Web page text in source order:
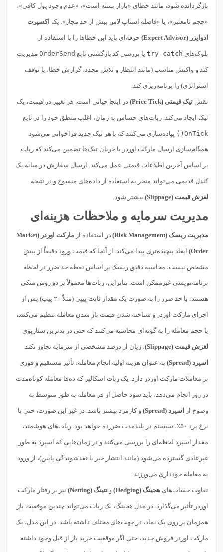
بازگردانده شود، مانند خطای «بازار بسته است»، «عدم وجود پول کافی»،
«حجم نامعتبر»، یا «فاصله استاپ لاس بیش از حد مجاز». یک اکسپرت
ادوایزر (Expert Advisor) حرفه‌ای باید این خطاها را با استفاده از
بلوک‌های try-catch یا بررسی کد بازگشتی تابع OrderSend مدیریت
کند و واکنش مناسب (مانند انتظار و تلاش مجدد، گزارش خطا، یا توقف
استراتژی) را برنامه‌ریزی کند.
نقش تیک قیمتی (Price Tick) در اینجا حیاتی است. هر تغییر در قیمت، یک
تیک ایجاد می‌کند. ربات‌های حساس به زمان، اغلب منطق خود را در تابع
OnTick() پیاده‌سازی می‌کنند که با هر تیک جدید فراخوانی می‌شود.
همگام‌سازی ارسال مارکت اوردر با جریان تیک‌ها تضمین می‌کند که ربات
بر اساس آخرین اطلاعات قیمتی عمل می‌کند. ارسال سفارش در میانه یک
کندل قدیمی می‌تواند منجر به استفاده از داده‌های منسوخ و در نتیجه
لغزش قیمت (Slippage) بیشتر شود.
مدیریت سرمایه و ملاحظات هزینه‌ای
مدیریت ریسک (Risk Management) در استفاده از مارکت اوردر (Market
Order) ابعاد پیچیده‌تری پیدا می‌کند. از آنجا که قیمت ورود دقیقاً از پیش
مشخص نیست، محاسبه دقیق ریسک بر اساس نقطه حد ضرر در لحظه
برنامه‌نویسی غیرممکن است. بنابراین، ربات‌ها معمولاً بر دو روش متکی
هستند: یا حد ضرر را به صورت یک مقدار ثابت پیپی (مثلاً ۲۰ پیپ) پس از
اجرای مارکت اوردر و شناخته شدن قیمت باز شدن معامله تنظیم می‌کنند،
یا حجم معامله را به گونه‌ای محاسبه می‌کنند که حتی در بدترین سناریوی
لغزش قیمت (Slippage) ، زیان از درصد مشخصی از سرمایه تجاوز نکند.
اسپرد (Spread) به عنوان هزینه اولیه انجام معامله، تأثیر مستقیم و فوری
بر معاملات مارکت اوردر دارد. یک ربات اسکالپر که ده‌ها معامله کوتاه‌مدت
در روز انجام می‌دهد، باید سود حاصل از هر معامله به طور متوسط به
وضوح از اسپرد (Spread) و کارمزد بیشتر باشد. در غیر این صورت، حتی با
نرخ برد ۵۰٪، سیستم در بلندمدت ضررده خواهد بود. ربات‌های هوشمند،
مقدار اسپرد لحظه‌ای را بررسی می‌کنند و در زمان‌هایی که اسپرد به طور
غیرعادی گسترده می‌شود (مانند انتشار خبر یا نقدشوندگی پایین)، از ورود
به معامله خودداری می‌ورزند.
تفاوت حساب‌های هجینگ (Hedging) و نتینگ (Netting) نیز بر رفتار مارکت
اوردر تأثیر می‌گذارد. در مدل هجینگ، یک ربات می‌تواند چندین موقعیت باز
همزمان بر روی یک نماد، در جهت‌های مختلف داشته باشد. در این مدل، یک
مارکت اوردر فروش جدید، حتی اگر موقعیت خرید باز از قبل وجود داشته